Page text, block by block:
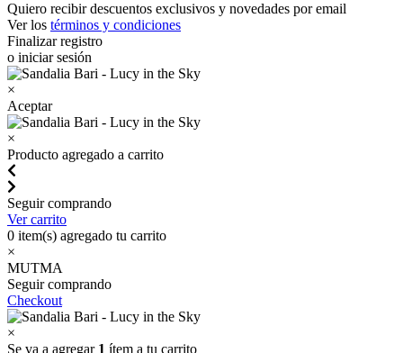
Quiero recibir descuentos exclusivos y novedades por email
Ver los términos y condiciones
Finalizar registro
o iniciar sesión
×
Aceptar
×
Producto agregado a carrito
Seguir comprando
Ver carrito
0 item(s) agregado tu carrito
×
MUTMA
Seguir comprando
Checkout
×
Se va a agregar 1 ítem a tu carrito